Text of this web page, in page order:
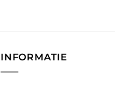
INFORMATIE